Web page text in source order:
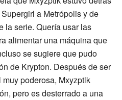
a Metrópolis y de
la serie. Quería usar las
alimentar una máquina que
se sugiere que pudo
de Krypton. Después de ser
poderosa, Mxyzptlk
pero es desterrado a una